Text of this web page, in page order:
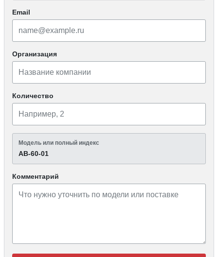
Email
Организация
Количество
Модель или полный индекс
АВ-60-01
Комментарий